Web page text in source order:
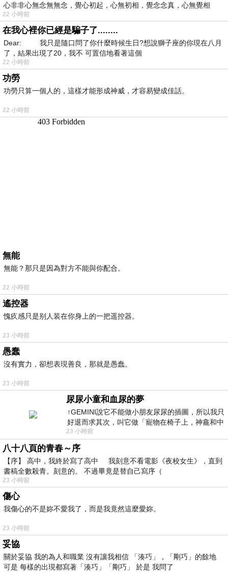
心非非心無念無無念，覺心初起，心無初相，覺念念真，心無覺相
22 小時前
在我心裡你已經是騙子了........
Dear: 我只是隨口問了你什麼時候生日?想說獅子座的你現在八月
了，結果出現了20，我不 可置信地看著這個
22 小時前
功勞
功勞只算一個人的，這樣才能形成神威，才容易變成佳話。
22 小時前
無能
無能？那只是因為對方不能與你配合。
22 小時前
遙控器
愧疚感只是别人装在你身上的一把遥控器。
23 小時前
愚蠢
沒有實力，卻想表現善良，那就是愚蠢。
23 小時前
尿尿小童和血尿的夢
↑GEMINI說它不能做小朋友尿尿的插圖，所以我只
好退而求其次，叫它做「寵物在椅子上，神龕和中
年人臉孔」的畫了。 六月底
23 小時前
八十八頁的青春～序
【序】 高中，我終於寫了高中 我刻意不看電影《夜校女生》，直到
書稿全數殺青。刻意的。 不過畢竟是替自己寫序（
23 小時前
傷心
我傷心的不是妳不愛我了，而是我竟然這麼愛妳。
23 小時前
妥協
關於妥協 我的為人和職業 沒有讓我相信 「湊巧」，「剛巧」的餘地
可是 每樣的出現都寫著「湊巧」「剛巧」 於是 我問了